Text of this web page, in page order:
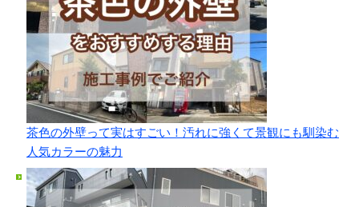
茶色の外壁って実はすごい！汚れに強くて景観にも馴染む
人気カラーの魅力